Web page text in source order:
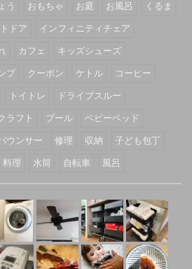
う おもちゃ お庭 お風呂
くるま
ドア
インフィニティチェア
カフェ
キッズシューズ
プ クーポン ケトル
コーヒー
トイトレ
ドライブスルー
ラフト プール
ベビーベッド
ウンサー 修理 収納
子ども包丁
料理 水筒 自転車 風呂